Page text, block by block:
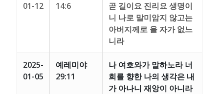
01-12
14:6
곧 길이요 진리요 생명이
니 나로 말미암지 않고는
아버지께로 올 자가 없느
니라
2025-
01-05
예레미야
29:11
나 여호와가 말하노라 너
희를 향한 나의 생각은 내
가 아나니 재앙이 아니라